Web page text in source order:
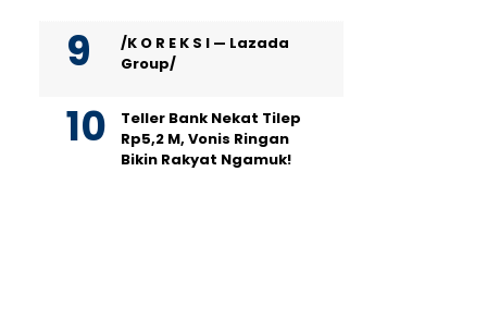
/K O R E K S I — Lazada
Group/
Teller Bank Nekat Tilep
Rp5,2 M, Vonis Ringan
Bikin Rakyat Ngamuk!